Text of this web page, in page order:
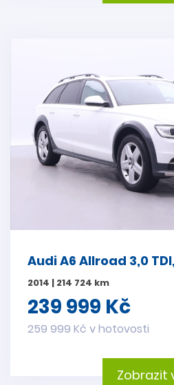
Audi A6 Allroad 3,0
2014 | 214 724 km
239 999 Kč
259 999 Kč v hotovosti
Zobrazit